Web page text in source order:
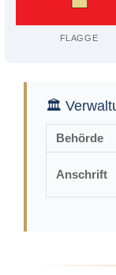
FLAGGE
🏛
Behörde
Anschrift